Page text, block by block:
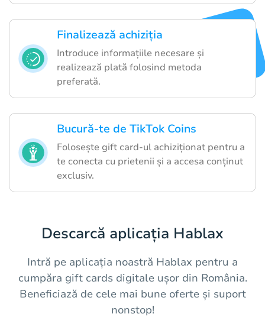
Finalizează achiziția
Introduce informațiile necesare și
realizează plată folosind metoda
preferată.
Bucură-te de TikTok Coins
Folosește gift card-ul achiziționat pentru a
te conecta cu prietenii și a accesa conținut
exclusiv.
Descarcă aplicația Hablax
Intră pe aplicația noastră Hablax pentru a
cumpăra gift cards digitale ușor din România.
Beneficiază de cele mai bune oferte și suport
nonstop!